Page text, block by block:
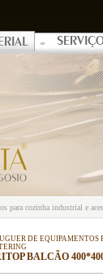
para cozinha industrial e
DE EQUIPAMENTOS
BALCÃO